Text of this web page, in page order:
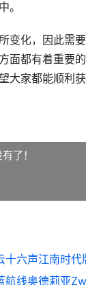
。
化，因此需
都有着重要
大家都能顺利
了！